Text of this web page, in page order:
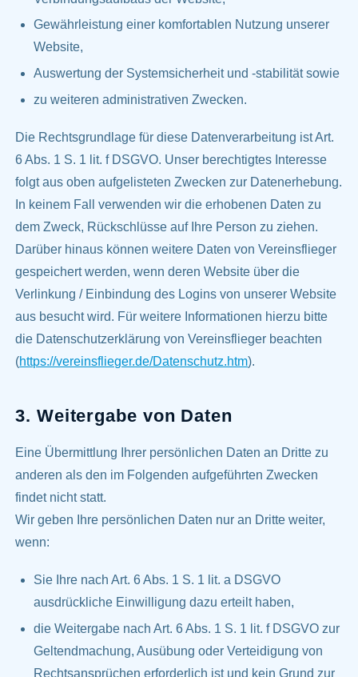
Gewährleistung einer komfortablen Nutzung unserer
Website,
Auswertung der Systemsicherheit und -stabilität sowie
zu weiteren administrativen Zwecken.
Die Rechtsgrundlage für diese Datenverarbeitung ist Art.
6 Abs. 1 S. 1 lit. f DSGVO. Unser berechtigtes Interesse
folgt aus oben aufgelisteten Zwecken zur Datenerhebung.
In keinem Fall verwenden wir die erhobenen Daten zu
dem Zweck, Rückschlüsse auf Ihre Person zu ziehen.
Darüber hinaus können weitere Daten von Vereinsflieger
gespeichert werden, wenn deren Website über die
Verlinkung / Einbindung des Logins von unserer Website
aus besucht wird. Für weitere Informationen hierzu bitte
die Datenschutzerklärung von Vereinsflieger beachten
(https://vereinsflieger.de/Datenschutz.htm).
3. Weitergabe von Daten
Eine Übermittlung Ihrer persönlichen Daten an Dritte zu
anderen als den im Folgenden aufgeführten Zwecken
findet nicht statt.
Wir geben Ihre persönlichen Daten nur an Dritte weiter,
wenn:
Sie Ihre nach Art. 6 Abs. 1 S. 1 lit. a DSGVO
ausdrückliche Einwilligung dazu erteilt haben,
die Weitergabe nach Art. 6 Abs. 1 S. 1 lit. f DSGVO zur
Geltendmachung, Ausübung oder Verteidigung von
Rechtsansprüchen erforderlich ist und kein Grund zur